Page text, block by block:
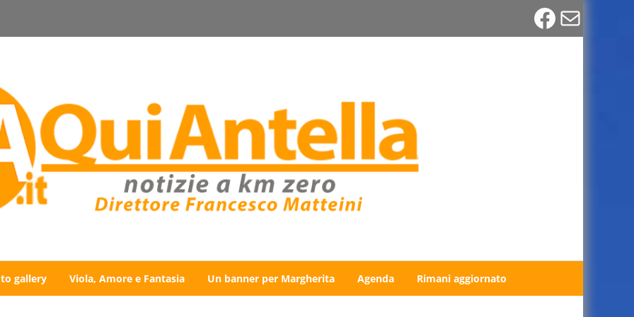
Email
gallery Viola, Amore e Fantasia Un banner per Margherita Agenda Rimani aggiornato